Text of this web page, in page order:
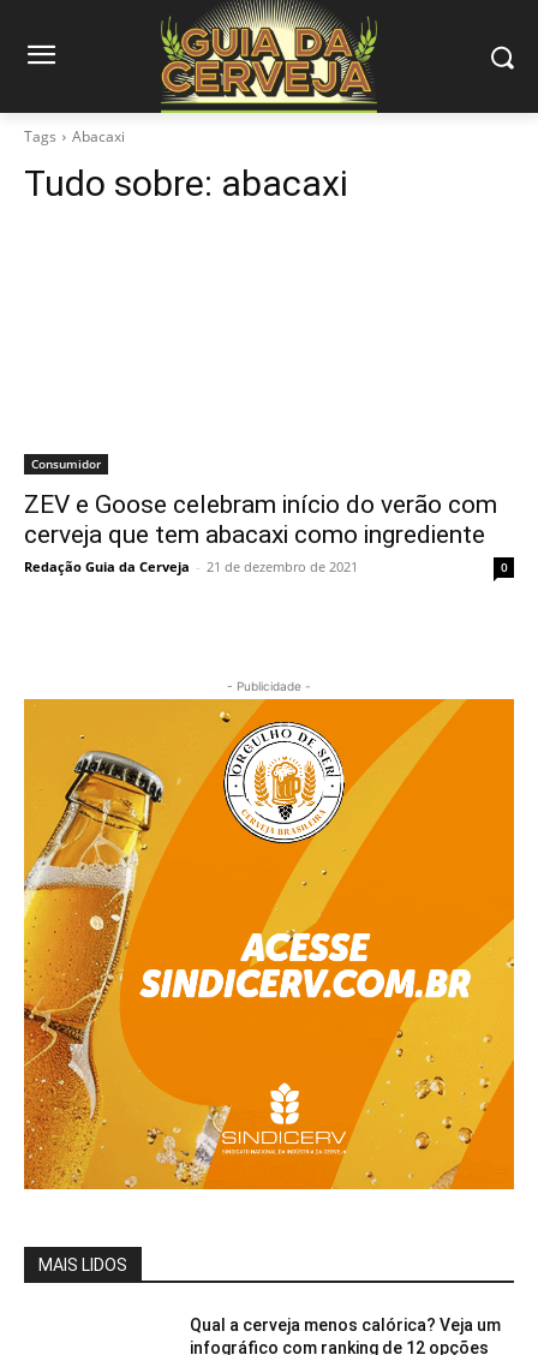
Tags Abacaxi
Tudo sobre: abacaxi
Consumidor
ZEV e Goose celebram início do verão com
cerveja que tem abacaxi como ingrediente
Redação Guia da Cerveja - 21 de dezembro de 2021 0
- Publicidade -
MAIS LIDOS
Qual a cerveja menos calórica? Veja um
infográfico com ranking de 12 opções